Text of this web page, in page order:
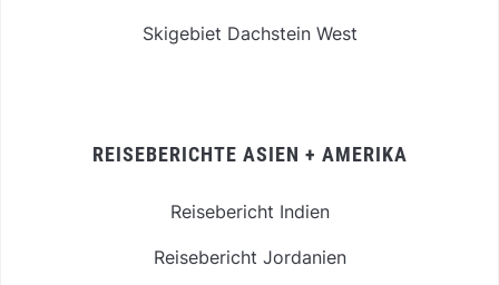
Skigebiet Dachstein West
REISEBERICHTE ASIEN + AMERIKA
Reisebericht Indien
Reisebericht Jordanien